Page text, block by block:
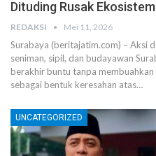
Dituding Rusak
REDAKSI Mei 11, 2026
Surabaya (beritajatim.com) – Aksi
seniman, sipil, dan budayawan
berakhir buntu tanpa
sebagai bentuk keresahan atas…
UNCATEGORIZED